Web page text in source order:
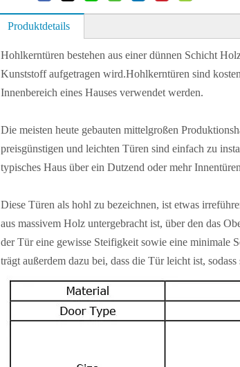
Produktdetails
Hohlkerntüren bestehen aus einer dünnen Schicht
Kunststoff aufgetragen wird.Hohlkerntüren sind
Innenbereich eines Hauses verwendet werden.
Die meisten heute gebauten mittelgroßen
preisgünstigen und leichten Türen sind einfach zu
typisches Haus über ein Dutzend oder mehr
Diese Türen als hohl zu bezeichnen, ist etwas
aus massivem Holz untergebracht ist, über den das
der Tür eine gewisse Steifigkeit sowie eine minimale
trägt außerdem dazu bei, dass die Tür leicht ist,